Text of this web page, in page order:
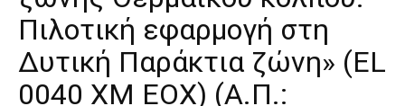
Πιλοτική εφαρμογή στη
Δυτική Παράκτια ζώνη» (EL
0040 XM EOX) (Α.Π.: